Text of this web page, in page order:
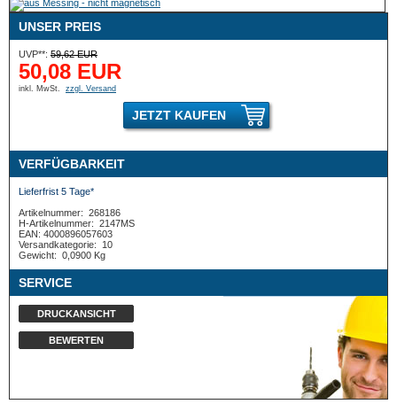
UNSER PREIS
UVP**: 59,62 EUR
50,08 EUR
inkl. MwSt. zzgl. Versand
JETZT KAUFEN
VERFÜGBARKEIT
Lieferfrist 5 Tage*
Artikelnummer: 268186
H-Artikelnummer: 2147MS
EAN: 4000896057603
Versandkategorie:
10
Gewicht: 0,0900 Kg
SERVICE
DRUCKANSICHT
BEWERTEN